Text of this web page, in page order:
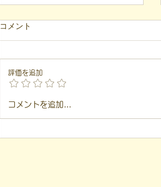
【代表ブログ】アメフトの戦
の力
す。 このブログは、 私が日々の
支援や運営の中で感じた 「気づ
き」を基に言葉にしています。
や紙の上の 「設計図（計画）」
コメント
評価を追加
コメントを追加…